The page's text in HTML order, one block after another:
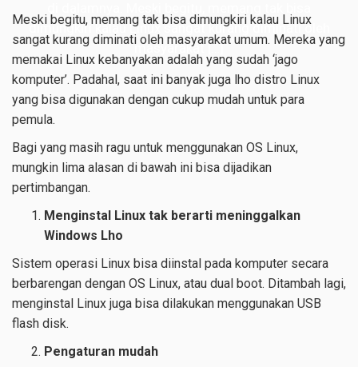
dimungkiri kalau Linux sangat kurang diminati oleh
masyarakat […]
Meski begitu, memang tak bisa dimungkiri kalau Linux
sangat kurang diminati oleh masyarakat umum. Mereka yang
memakai Linux kebanyakan adalah yang sudah ‘jago
komputer’. Padahal, saat ini banyak juga lho distro Linux
yang bisa digunakan dengan cukup mudah untuk para
pemula.
Bagi yang masih ragu untuk menggunakan OS Linux,
mungkin lima alasan di bawah ini bisa dijadikan
pertimbangan.
Menginstal Linux tak berarti meninggalkan
Windows Lho
Sistem operasi Linux bisa diinstal pada komputer secara
berbarengan dengan OS Linux, atau dual boot. Ditambah lagi,
menginstal Linux juga bisa dilakukan menggunakan USB
flash disk.
Pengaturan mudah